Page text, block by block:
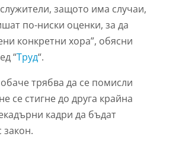
защото има случаи,
по-ниски оценки, за да
конкретни хора”, обясни
“Труд“.
трябва да се помисли
се стигне до друга крайна
кадри да бъдат
закон.